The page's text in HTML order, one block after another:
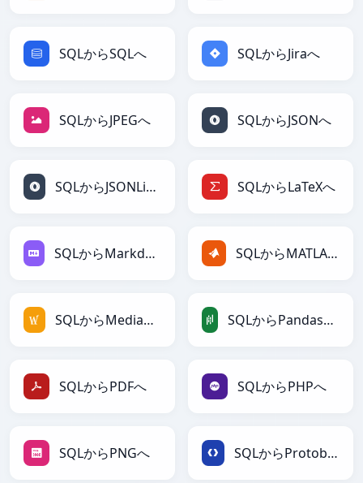
SQLからSQLへ SQLからJiraへ
SQLからJPEGへ SQLからJSONへ
SQLからJSONLinesへ SQLからLaTeXへ
SQLからMarkdownへ SQLからMATLABへ
SQLからMediaWikiへ SQLからPandasDataFrameへ
SQLからPDFへ SQLからPHPへ
SQLからPNGへ SQLからProtobufへ